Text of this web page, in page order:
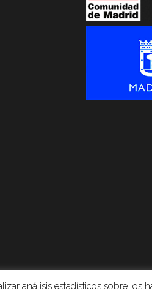
análisis estadísticos sobre